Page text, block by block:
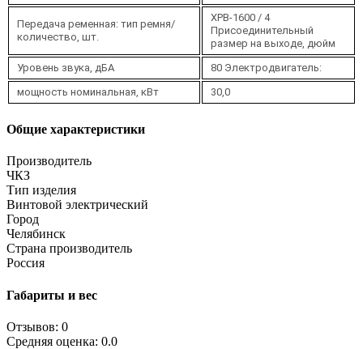
Передача ременная: тип ремня/
количество, шт.
XPB-1600 / 4
Присоединительный
размер на выходе, дюйм
Уровень звука, дБА
80 Электродвигатель:
мощность номинальная, кВт
30,0
Общие характеристики
Производитель
ЧКЗ
Тип изделия
Винтовой электрический
Город
Челябинск
Страна производитель
Россия
Габариты и вес
Отзывов: 0
Средняя оценка: 0.0